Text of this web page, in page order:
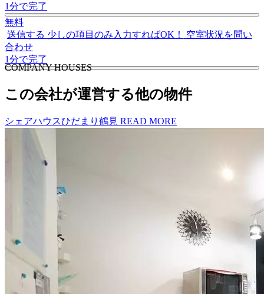
1分で完了
無料
送信する 少しの項目のみ入力すればOK！
空室状況を問い
合わせ
1分で完了
COMPANY HOUSES
この会社が運営する他の物件
シェアハウスひだまり鶴見 READ MORE